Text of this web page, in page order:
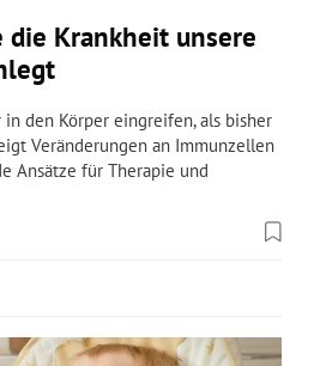
die Krankheit unsere
den Körper eingreifen, als bisher
Veränderungen an Immunzellen
Ansätze für Therapie und